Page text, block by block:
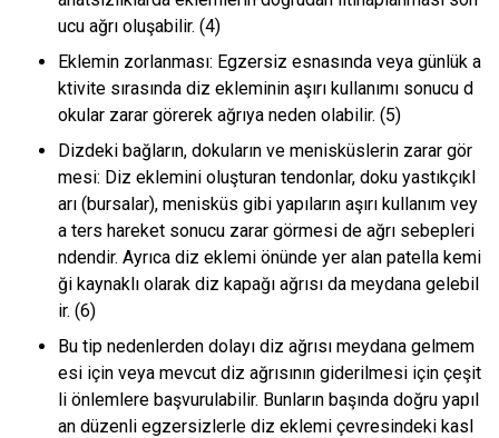
ucu ağrı oluşabilir. (4)
Eklemin zorlanması: Egzersiz esnasında veya günlük a
ktivite sırasında diz ekleminin aşırı kullanımı sonucu d
okular zarar görerek ağrıya neden olabilir. (5)
Dizdeki bağların, dokuların ve menisküslerin zarar gör
mesi: Diz eklemini oluşturan tendonlar, doku yastıkçıkl
arı (bursalar), menisküs gibi yapıların aşırı kullanım vey
a ters hareket sonucu zarar görmesi de ağrı sebepleri
ndendir. Ayrıca diz eklemi önünde yer alan patella kemi
ği kaynaklı olarak diz kapağı ağrısı da meydana gelebil
ir. (6)
Bu tip nedenlerden dolayı diz ağrısı meydana gelmem
esi için veya mevcut diz ağrısının giderilmesi için çeşit
li önlemlere başvurulabilir. Bunların başında doğru yapıl
an düzenli egzersizlerle diz eklemi çevresindeki kasl